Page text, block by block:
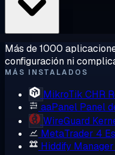
Más de 1000
configuración ni
MÁS INSTALADOS
MikroTik CHR
aaPanel Panel
WireGuard
MetaTrader 4
Hiddify Manager